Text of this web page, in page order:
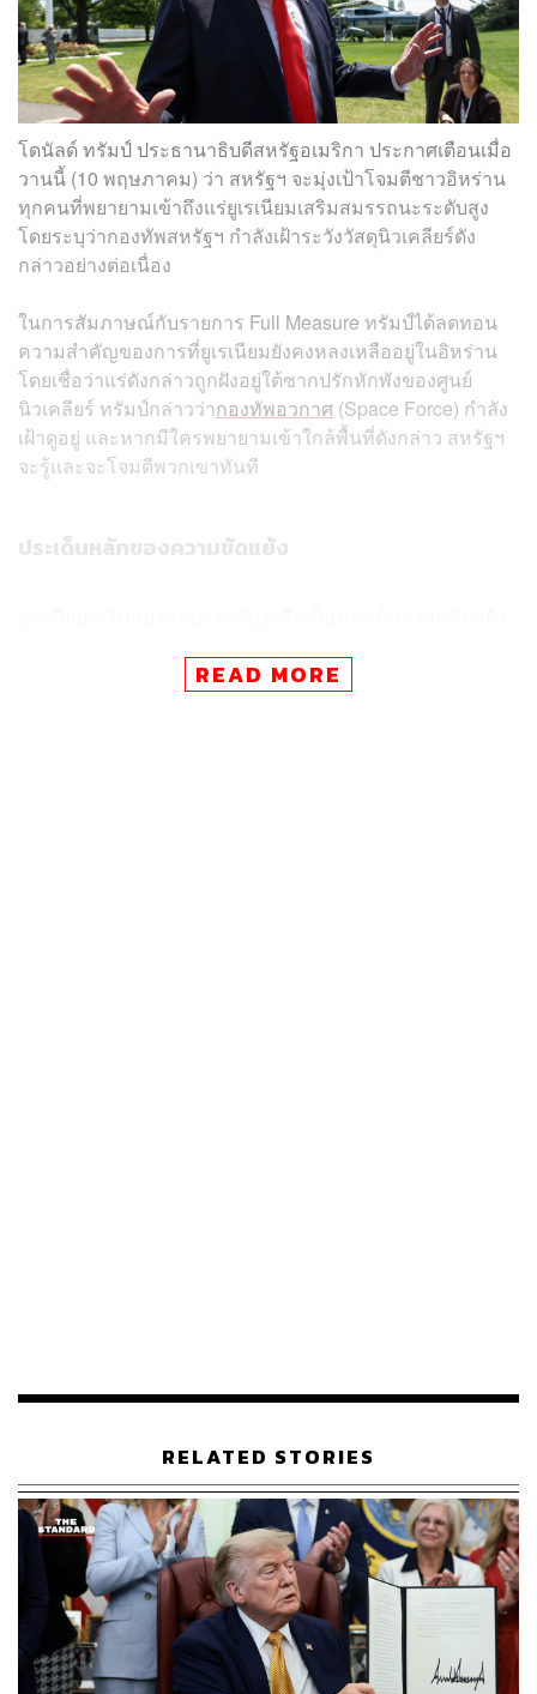
โดนัลด์ ทรัมป์ ประธานาธิบดีสหรัฐอเมริกา ประกาศเตือนเมื่อ
วานนี้ (10 พฤษภาคม) ว่า สหรัฐฯ จะมุ่งเป้าโจมตีชาวอิหร่าน
ทุกคนที่พยายามเข้าถึงแร่ยูเรเนียมเสริมสมรรถนะระดับสูง
โดยระบุว่ากองทัพสหรัฐฯ กำลังเฝ้าระวังวัสดุนิวเคลียร์ดัง
กล่าวอย่างต่อเนื่อง
ในการสัมภาษณ์กับรายการ Full Measure ทรัมป์ได้ลดทอน
ความสำคัญของการที่ยูเรเนียมยังคงหลงเหลืออยู่ในอิหร่าน
โดยเชื่อว่าแร่ดังกล่าวถูกฝังอยู่ใต้ซากปรักหักพังของศูนย์
นิวเคลียร์ ทรัมป์กล่าวว่ากองทัพอวกาศ (Space Force) กำลัง
เฝ้าดูอยู่ และหากมีใครพยายามเข้าใกล้พื้นที่ดังกล่าว สหรัฐฯ
จะรู้และจะโจมตีพวกเขาทันที
ประเด็นหลักของความขัดแย้ง
อิสราเอลกับอิหร่านที่ยืดเยื้อมานานถึง 10 สัปดาห์ สหรัฐฯ
สงครามในปัจจุบันมีจุดประสงค์ เพื่อป้องกันไม่ให้อิหร่าน
นอกจากนี้ ราคาน้ำมันในสหรัฐฯ ได้พุ่งสูงขึ้นเป็นกว่า 4.50
ดอลลาร์ต่อแกลลอนจากเดิมที่ต่ำกว่า 3 ดอลลาร์ ซึ่งเป็นผล
มาจากปัญหาห่วงโซ่อุปทานที่เกิดจากการที่อิหร่านปิดกั้น
ช่องแคบฮอร์มุซ แม้จะมีข้อตกลงหยุดยิงเมื่อเดือนที่แล้ว แต่
ยังคงมีการปะทะกันอย่างต่อเนื่องจากการที่สหรัฐฯ เข้าปิด
ล้อมท่าเรืออิหร่าน ท่ามกลางสถานการณ์ปิดกั้นช่องแคบฮอร์
มุซ
READ MORE
RELATED STORIES